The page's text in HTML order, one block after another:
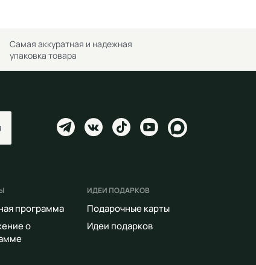
Самая аккуратная и надежная
упаковка товара
программа
о
ИДЕИ ПОДАРКОВ
Подарочные карты
Идеи подарков